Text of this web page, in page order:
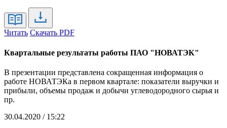
Читать Скачать PDF
Квартальные результаты работы ПАО "НОВАТЭК"
В презентации представлена сокращенная информация о
работе НОВАТЭКа в первом квартале: показатели выручки и
прибыли, объемы продаж и добычи углеводородного сырья и
пр.
30.04.2020 / 15:22